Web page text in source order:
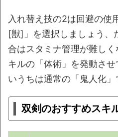
入れ替え技の2は回避の使
[獣]」を選択しましょう、
合はスタミナ管理が難し
キルの「体術」を発動さ
いうちは通常の「鬼人化」
双剣のおすすめスキ